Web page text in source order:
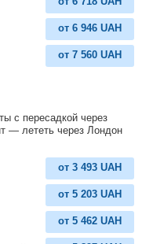
от 6 946 UAH
от 7 560 UAH
с пересадкой через
— лететь через Лондон
от 3 493 UAH
от 5 203 UAH
от 5 462 UAH